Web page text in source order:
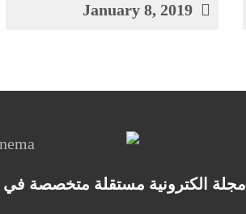
January 8, 2019
مجلة الكترونية مستقلة متخصصة في